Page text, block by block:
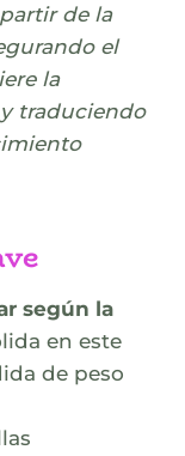
de la
el
la
traduciendo
según la
en este
de peso